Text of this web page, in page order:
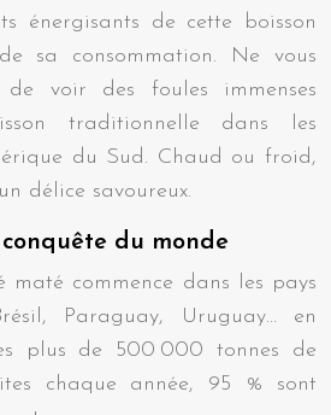
énergisants de cette boisson
sa consommation. Ne vous
voir des foules immenses
traditionnelle dans les
du Sud. Chaud ou froid,
délice savoureux.
du monde
maté commence dans les pays
Paraguay, Uruguay… en
plus de 500 000 tonnes de
chaque année, 95 % sont